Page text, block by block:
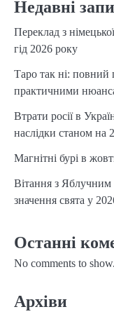
Недавні
Переклад з
гід 2026 року
Таро так ні: повний
практичними
Втрати росії в
наслідки станом на
Магнітні бурі в
Вітання з Яблучним
значення свята у
Останні
No comments to show.
Архіви